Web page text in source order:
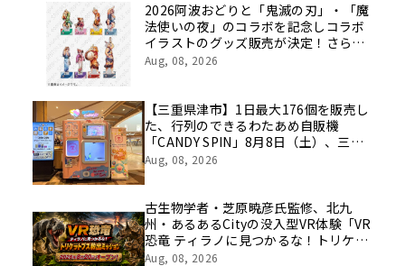
2026阿波おどりと「鬼滅の刃」・「魔
法使いの夜」のコラボを記念しコラボ
イラストのグッズ販売が決定！さらに
ufotableがこれまでに手掛けた歴代阿
Aug, 08, 2026
【三重県津市】1日最大176個を販売し
た、行列のできるわたあめ自販機
「CANDY SPIN」8月8日（土）、三重
県津市のイオンモール津南に設置。
Aug, 08, 2026
古生物学者・芝原暁彦氏監修、北九
州・あるあるCityの没入型VR体験「VR
恐竜 ティラノに見つかるな！トリケラ
トプス救出ミッション」の制作を往来
Aug, 08, 2026